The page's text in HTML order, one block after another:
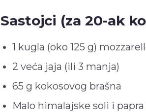
Sastojci (za 20-ak
1 kugla (oko 125 g)
2 veća jaja (ili 3 manja)
65 g kokosovog brašna
Malo himalajske soli i papra